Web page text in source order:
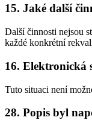
15. Jaké další
Další činnosti nejsou
každé konkrétní
16. Elektronická
Tuto situaci není
28. Popis byl